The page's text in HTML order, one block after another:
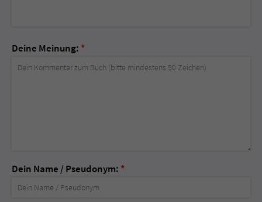
Deine Meinung: *
Dein Name / Pseudonym: *